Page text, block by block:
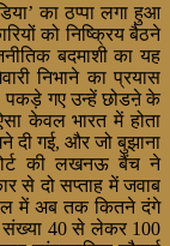
का ठप्पा लगा हुआ
को निष्क्रिय बैठने
बदमाशी का यह
निभाने का प्रयास
पकड़े गए उन्हें छोडऩे के
केवल भारत में होता
दी गई, और जो बुझाना
की लखनऊ बैंच ने
से दो सप्ताह में जवाब
में अब तक कितने दंगे
संख्या 40 से लेकर 100